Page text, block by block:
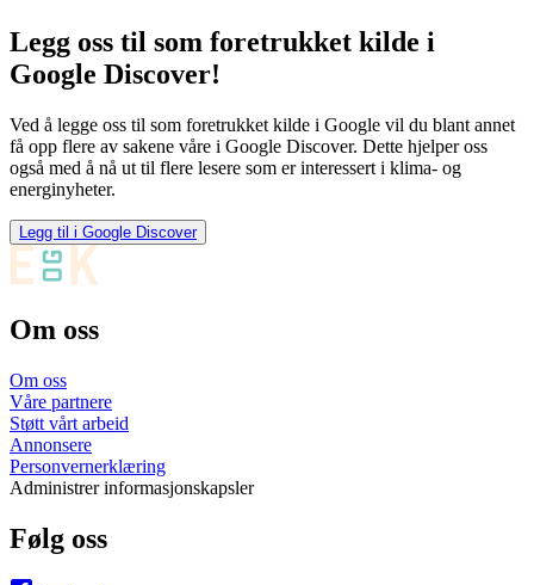
Legg oss til som foretrukket kilde i
Google Discover!
Ved å legge oss til som foretrukket kilde i Google vil du blant annet
få opp flere av sakene våre i Google Discover. Dette hjelper oss
også med å nå ut til flere lesere som er interessert i klima- og
energinyheter.
Legg til i Google Discover
Om oss
Om oss
Våre partnere
Støtt vårt arbeid
Annonsere
Personvernerklæring
Administrer informasjonskapsler
Følg oss